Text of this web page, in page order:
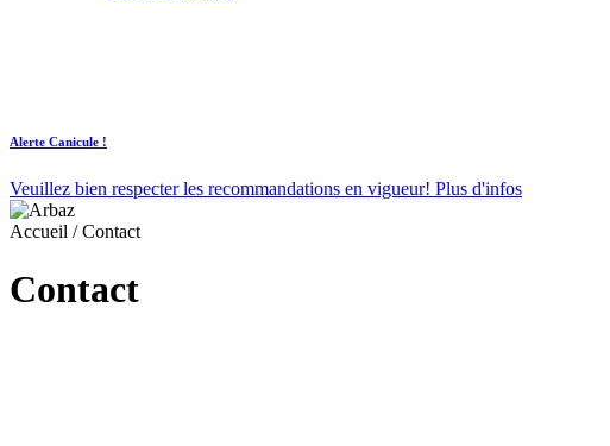
Alerte Canicule !
Veuillez bien respecter les recommandations en vigueur! Plus d'infos
Accueil /Contact
Contact